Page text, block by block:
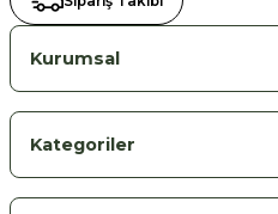
Kurumsal
Kategoriler